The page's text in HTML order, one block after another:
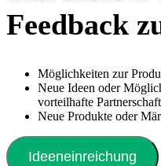
Feedback
Möglichkeiten zur
Neue Ideen oder
vorteilhafte
Neue Produkte oder
Ideeneinreichung